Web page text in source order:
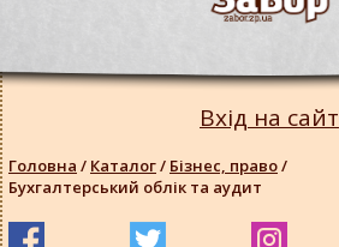
Вхід на сайт
Головна / Каталог/ Бізнес, право/
Бухгалтерський облік та аудит